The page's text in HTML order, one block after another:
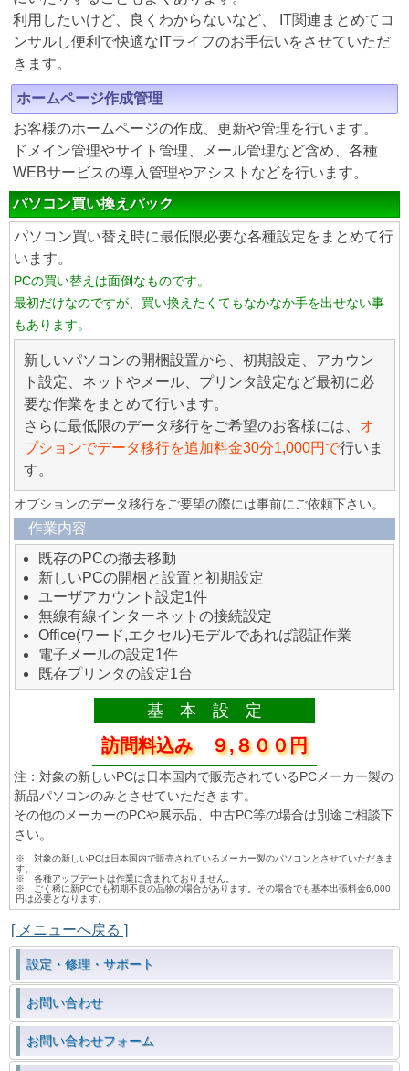
利用したいけど、良くわからないなど、 IT関連まとめてコ
ンサルし便利で快適なITライフのお手伝いをさせていただ
きます。
ホームページ作成管理
お客様のホームページの作成、更新や管理を行います。
ドメイン管理やサイト管理、メール管理など含め、各種
WEBサービスの導入管理やアシストなどを行います。
パソコン買い換えパック
パソコン買い替え時に最低限必要な各種設定をまとめて行
います。
PCの買い替えは面倒なものです。
最初だけなのですが、買い換えたくてもなかなか手を出せない事
もあります。
新しいパソコンの開梱設置から、初期設定、アカウン
ト設定、ネットやメール、プリンタ設定など最初に必
要な作業をまとめて行います。
さらに最低限のデータ移行をご希望のお客様には、 オ
プションでデータ移行を追加料金30分1,000円で行いま
す。
オプションのデータ移行をご要望の際には事前にご依頼下さい。
作業内容
既存のPCの撤去移動
新しいPCの開梱と設置と初期設定
ユーザアカウント設定1件
無線有線インターネットの接続設定
Office(ワード,エクセル)モデルであれば認証作業
電子メールの設定1件
既存プリンタの設定1台
基 本 設 定
訪問料込み ９,８００円
注：対象の新しいPCは日本国内で販売されているPCメーカー製の
新品パソコンのみとさせていただきます。
その他のメーカーのPCや展示品、中古PC等の場合は別途ご相談下
さい。
※ 対象の新しいPCは日本国内で販売されているメーカー製のパソコンとさせていただきま
す。
※ 各種アップデートは作業に含まれておりません。
※ ごく稀に新PCでも初期不良の品物の場合があります。その場合でも基本出張料金6,000
円は必要となります。
[ メニューへ戻る ]
設定・修理・サポート
お問い合わせ
お問い合わせフォーム